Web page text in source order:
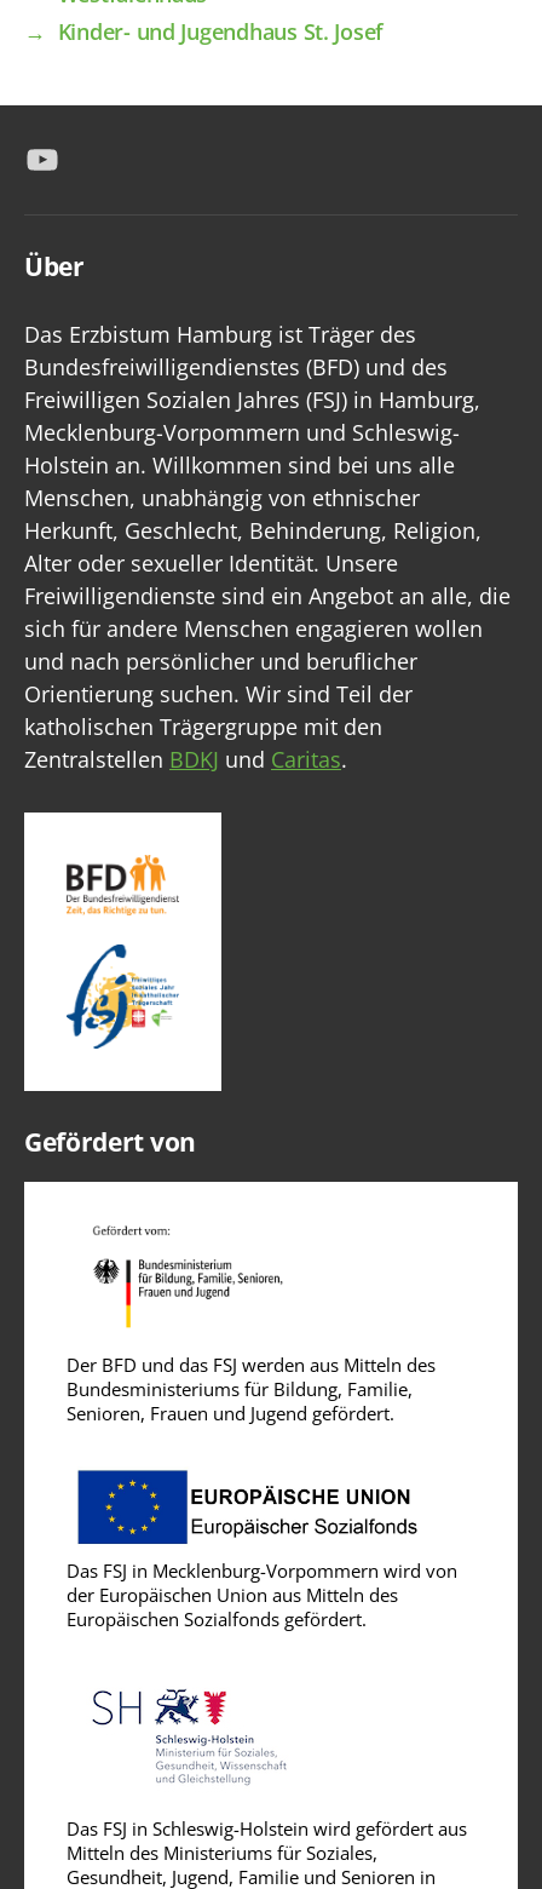
→ Kinder- und Jugendhaus St. Josef
YouTube
Über
Das Erzbistum Hamburg ist Träger des
Bundesfreiwilligendienstes (BFD) und des
Freiwilligen Sozialen Jahres (FSJ) in Hamburg,
Mecklenburg-Vorpommern und Schleswig-
Holstein an. Willkommen sind bei uns alle
Menschen, unabhängig von ethnischer
Herkunft, Geschlecht, Behinderung, Religion,
Alter oder sexueller Identität. Unsere
Freiwilligendienste sind ein Angebot an alle, die
sich für andere Menschen engagieren wollen
und nach persönlicher und beruflicher
Orientierung suchen. Wir sind Teil der
katholischen Trägergruppe mit den
Zentralstellen BDKJ und Caritas.
Gefördert von
Der BFD und das FSJ werden aus Mitteln des
Bundesministeriums für Bildung, Familie,
Senioren, Frauen und Jugend gefördert.
Das FSJ in Mecklenburg-Vorpommern wird von
der Europäischen Union aus Mitteln des
Europäischen Sozialfonds gefördert.
Das FSJ in Schleswig-Holstein wird gefördert aus
Mitteln des Ministeriums für Soziales,
Gesundheit, Jugend, Familie und Senioren in